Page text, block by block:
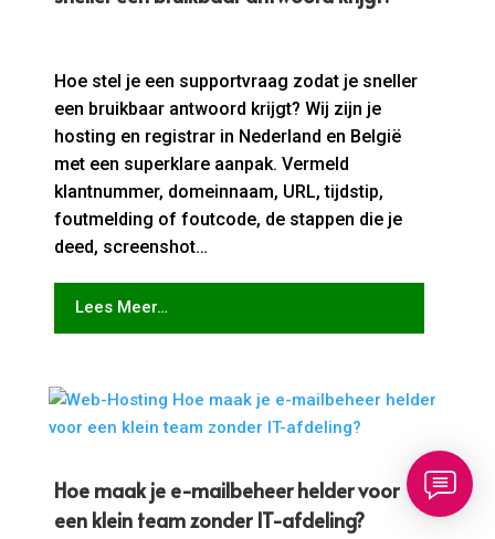
Hoe stel je een supportvraag zodat je sneller
een bruikbaar antwoord krijgt? Wij zijn je
hosting en registrar in Nederland en België
met een superklare aanpak. Vermeld
klantnummer, domeinnaam, URL, tijdstip,
foutmelding of foutcode, de stappen die je
deed, screenshot…
Lees Meer…
Hoe maak je e-mailbeheer helder voor
een klein team zonder IT-afdeling?